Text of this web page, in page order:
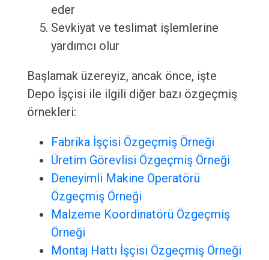
eder
Sevkiyat ve teslimat işlemlerine
yardımcı olur
Başlamak üzereyiz, ancak önce, işte
Depo İşçisi ile ilgili diğer bazı özgeçmiş
örnekleri:
Fabrika İşçisi Özgeçmiş Örneği
Üretim Görevlisi Özgeçmiş Örneği
Deneyimli Makine Operatörü
Özgeçmiş Örneği
Malzeme Koordinatörü Özgeçmiş
Örneği
Montaj Hattı İşçisi Özgeçmiş Örneği